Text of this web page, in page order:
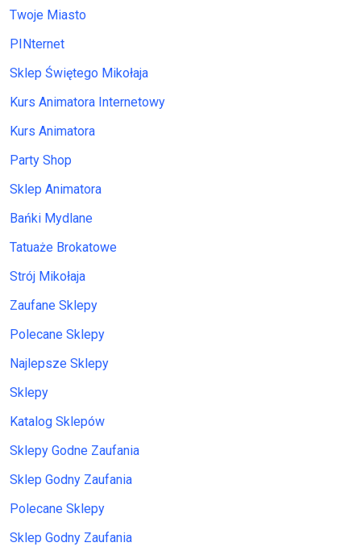
Twoje Miasto
PINternet
Sklep Świętego Mikołaja
Kurs Animatora Internetowy
Kurs Animatora
Party Shop
Sklep Animatora
Bańki Mydlane
Tatuaże Brokatowe
Strój Mikołaja
Zaufane Sklepy
Polecane Sklepy
Najlepsze Sklepy
Sklepy
Katalog Sklepów
Sklepy Godne Zaufania
Sklep Godny Zaufania
Polecane Sklepy
Sklep Godny Zaufania